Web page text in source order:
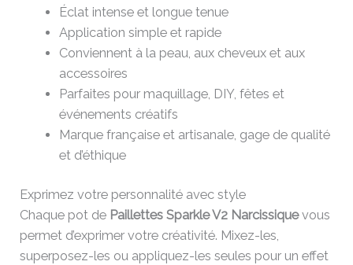
Éclat intense et longue tenue
Application simple et rapide
Conviennent à la peau, aux cheveux et aux
accessoires
Parfaites pour maquillage, DIY, fêtes et
événements créatifs
Marque française et artisanale, gage de qualité
et d’éthique
Exprimez votre personnalité avec style
Chaque pot de Paillettes Sparkle V2 Narcissiquevous
permet d’exprimer votre créativité. Mixez-les,
superposez-les ou appliquez-les seules pour un effet